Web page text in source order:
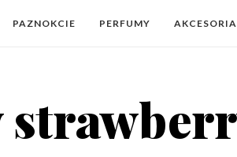
PAZNOKCIE PERFUMY AKCESORIA